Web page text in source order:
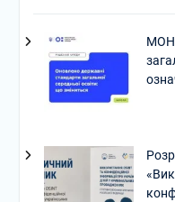
МОН